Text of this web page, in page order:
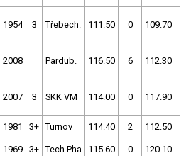
1954 3 Třebech. 111.50 0 109.70
2008 Pardub. 116.50 6 112.30
2007 3 SKK VM 114.00 0 117.90
1981 3+ Turnov 114.40 2 112.50
1969 3+ Tech.Pha 115.60 0 120.10